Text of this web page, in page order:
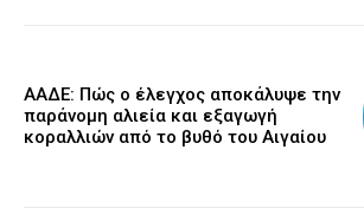
ΑΑΔΕ: Πώς ο έλεγχος αποκάλυψε την
παράνομη αλιεία και εξαγωγή
κοραλλιών από το βυθό του Αιγαίου